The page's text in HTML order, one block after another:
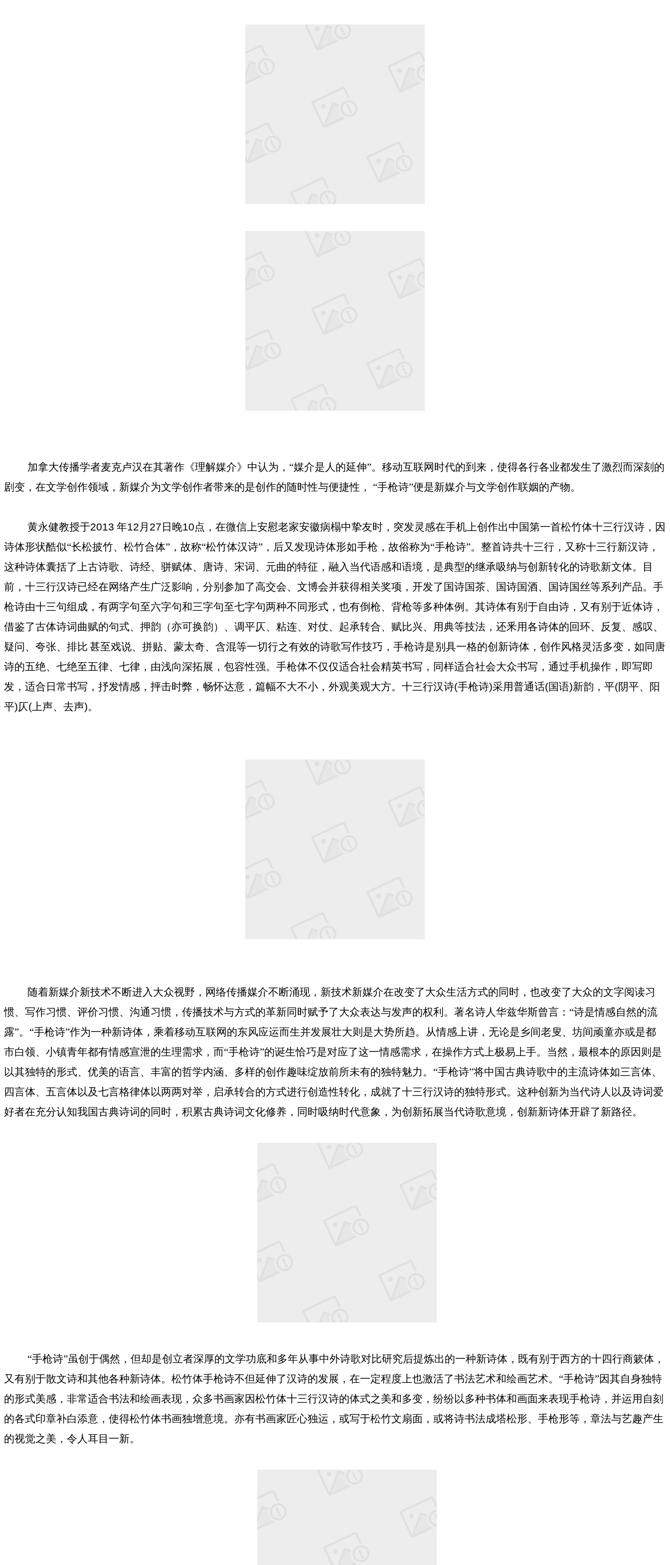
加拿大传播学者麦克卢汉在其著作《理解媒介》中认为，“媒介是人的延伸”。移动互联网时代的到来，使得各行各业都发生了激烈而深刻的
剧变，在文学创作领域，新媒介为文学创作者带来的是创作的随时性与便捷性， “手枪诗”便是新媒介与文学创作联姻的产物。
黄永健教授于2013 年12 月 27 日晚10点，在微信上安慰老家安徽病榻中挚友时，突发灵感在手机上创作出中国第一首松竹体十三行汉诗，因
诗体形状酷似“长松披竹、松竹合体”，故称“松竹体汉诗”，后又发现诗体形如手枪，故俗称为“手枪诗”。整首诗共十三行，又称十三行新汉诗，
这种诗体囊括了上古诗歌、诗经、骈赋体、唐诗、宋词、元曲的特征，融入当代语感和语境，是典型的继承吸纳与创新转化的诗歌新文体。目
前，十三行汉诗已经在网络产生广泛影响，分别参加了高交会、文博会并获得相关奖项，开发了国诗国茶、国诗国酒、国诗国丝等系列产品。手
枪诗由十三句组成，有两字句至六字句和三字句至七字句两种不同形式，也有倒枪、背枪等多种体例。其诗体有别于自由诗，又有别于近体诗，
借鉴了古体诗词曲赋的句式、押韵（亦可换韵）、调平仄、粘连、对仗、起承转合、赋比兴、用典等技法，还釆用各诗体的回环、反复、感叹、
疑问、夸张、排比 甚至戏说、拼贴、蒙太奇、含混等一切行之有效的诗歌写作技巧，手枪诗是别具一格的创新诗体，创作风格灵活多变，如同唐
诗的五绝、七绝至五律、七律，由浅向深拓展，包容性强。手枪体不仅仅适合社会精英书写，同样适合社会大众书写，通过手机操作，即写即
发，适合日常书写，抒发情感，抨击时弊，畅怀达意，篇幅不大不小，外观美观大方。十三行汉诗(手枪诗)采用普通话(国语)新韵，平(阴平、阳
平)仄( 上声、去声)。
随着新媒介新技术不断进入大众视野，网络传播媒介不断涌现，新技术新媒介在改变了大众生活方式的同时，也改变了大众的文字阅读习
惯、写作习惯、评价习惯、沟通习惯，传播技术与方式的革新同时赋予了大众表达与发声的权利。著名诗人华兹华斯曾言：“诗是情感自然的流
露”。“手枪诗”作为一种新诗体，乘着移动互联网的东风应运而生并发展壮大则是大势所趋。从情感上讲，无论是乡间老叟、坊间顽童亦或是都
市白领、小镇青年都有情感宣泄的生理需求，而“手枪诗”的诞生恰巧是对应了这一情感需求，在操作方式上极易上手。当然，最根本的原因则是
以其独特的形式、优美的语言、丰富的哲学内涵、多样的创作趣味绽放前所未有的独特魅力。“手枪诗”将中国古典诗歌中的主流诗体如三言体、
四言体、五言体以及七言格律体以两两对举，启承转合的方式进行创造性转化，成就了十三行汉诗的独特形式。这种创新为当代诗人以及诗词爱
好者在充分认知我国古典诗词的同时，积累古典诗词文化修养，同时吸纳时代意象，为创新拓展当代诗歌意境，创新新诗体开辟了新路径。
“手枪诗”虽创于偶然，但却是创立者深厚的文学功底和多年从事中外诗歌对比研究后提炼出的一种新诗体，既有别于西方的十四行商簌体，
又有别于散文诗和其他各种新诗体。松竹体手枪诗不但延伸了汉诗的发展，在一定程度上也激活了书法艺术和绘画艺术。“手枪诗”因其自身独特
的形式美感，非常适合书法和绘画表现，众多书画家因松竹体十三行汉诗的体式之美和多变，纷纷以多种书体和画面来表现手枪诗，并运用自刻
的各式印章补白添意，使得松竹体书画独增意境。亦有书画家匠心独运，或写于松竹文扇面，或将诗书法成塔松形、手枪形等，章法与艺趣产生
的视觉之美，令人耳目一新。